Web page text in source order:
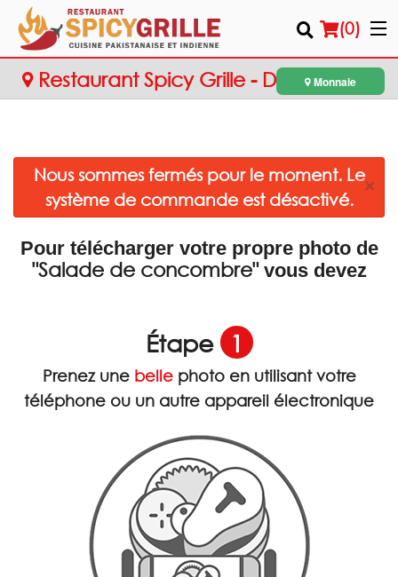
(0)
Emplacement
Français
Connection
Rechercher
Restaurant Spicy Grille - Dollard-des-
Monnaie
Nous sommes fermés pour le moment. Le
système de commande est désactivé.
×
Pour télécharger votre propre photo de
"Salade de concombre"vous devez
Étape 1
Prenez unebelle photo en utilisant votre
téléphone ou un autre appareil électronique